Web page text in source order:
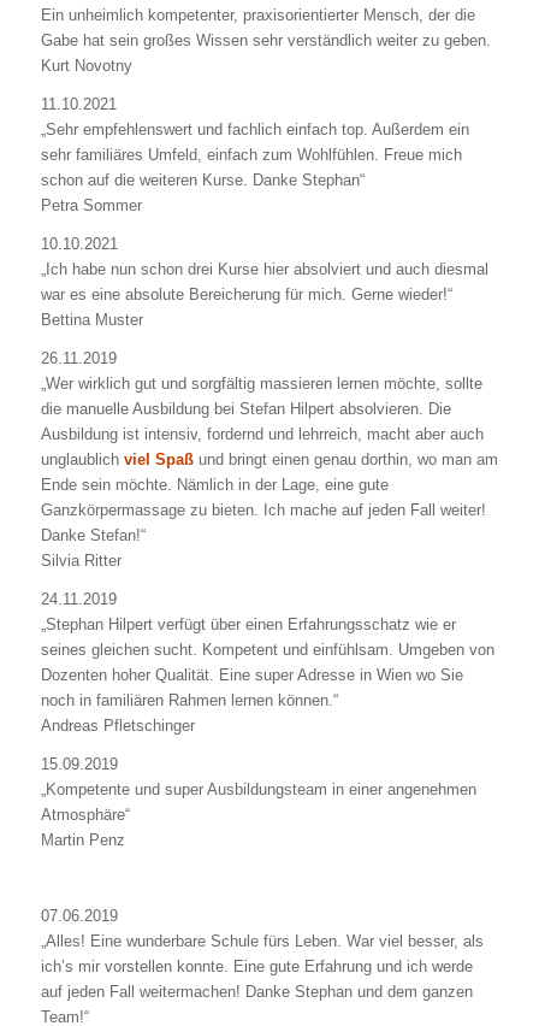
Ein unheimlich kompetenter, praxisorientierter Mensch, der die
Gabe hat sein großes Wissen sehr verständlich weiter zu geben.
Kurt Novotny
11.10.2021
„Sehr empfehlenswert und fachlich einfach top. Außerdem ein
sehr familiäres Umfeld, einfach zum Wohlfühlen. Freue mich
schon auf die weiteren Kurse. Danke Stephan“
Petra Sommer
10.10.2021
„Ich habe nun schon drei Kurse hier absolviert und auch diesmal
war es eine absolute Bereicherung für mich. Gerne wieder!“
Bettina Muster
26.11.2019
„Wer wirklich gut und sorgfältig massieren lernen möchte, sollte
die manuelle Ausbildung bei Stefan Hilpert absolvieren. Die
Ausbildung ist intensiv, fordernd und lehrreich, macht aber auch
unglaublich viel Spaß und bringt einen genau dorthin, wo man am
Ende sein möchte. Nämlich in der Lage, eine gute
Ganzkörpermassage zu bieten. Ich mache auf jeden Fall weiter!
Danke Stefan!“
Silvia Ritter
24.11.2019
„Stephan Hilpert verfügt über einen Erfahrungsschatz wie er
seines gleichen sucht. Kompetent und einfühlsam. Umgeben von
Dozenten hoher Qualität. Eine super Adresse in Wien wo Sie
noch in familiären Rahmen lernen können.“
Andreas Pfletschinger
15.09.2019
„Kompetente und super Ausbildungsteam in einer angenehmen
Atmosphäre“
Martin Penz
07.06.2019
„Alles! Eine wunderbare Schule fürs Leben. War viel besser, als
ich’s mir vorstellen konnte. Eine gute Erfahrung und ich werde
auf jeden Fall weitermachen! Danke Stephan und dem ganzen
Team!“